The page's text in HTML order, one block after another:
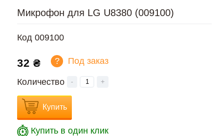
Микрофон для LG U8380 (009100)
Код 009100
32 ₴ ? Под заказ
Количество - +
Купить
Купить в один клик